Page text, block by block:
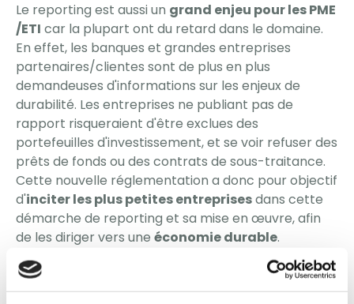
Le reporting est aussi un grand enjeu pour les PME
/ETI car la plupart ont du retard dans le domaine.
En effet, les banques et grandes entreprises
partenaires/clientes sont de plus en plus
demandeuses d'informations sur les enjeux de
durabilité. Les entreprises ne publiant pas de
rapport risqueraient d'être exclues des
portefeuilles d'investissement, et se voir refuser des
prêts de fonds ou des contrats de sous-traitance.
Cette nouvelle réglementation a donc pour objectif
d'inciter les plus petites entreprisesdans cette
démarche de reporting et sa mise en œuvre, afin
de les diriger vers une économie durable.
La commission assure que ces normes seront
adaptées et simplifiées pour les PME, de sorte que
PME non cotées volontaires puissent aussi les